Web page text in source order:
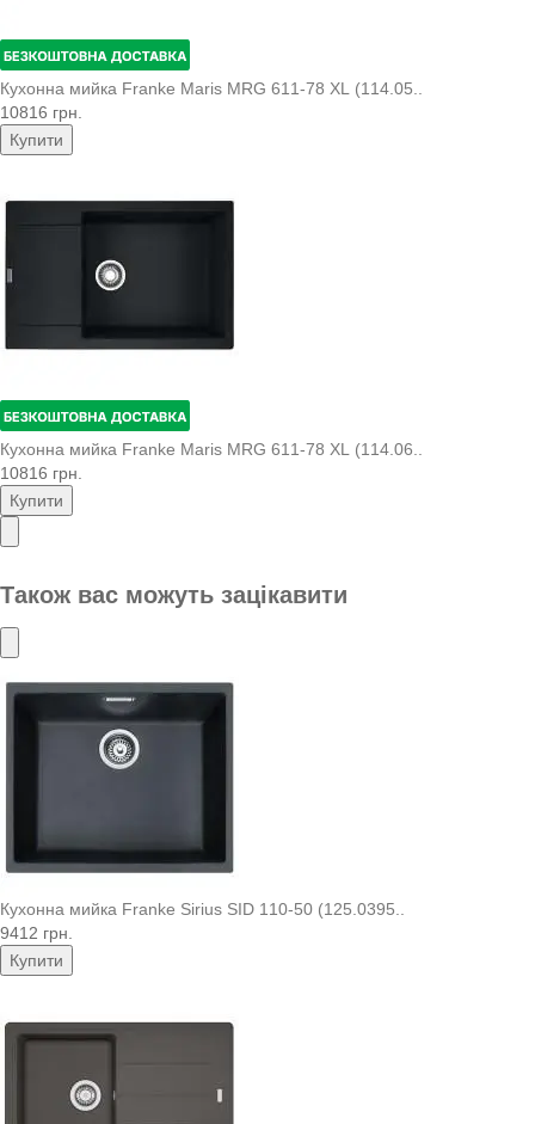
Кухонна мийка Franke Maris MRG 611-78 XL (114.05..
10816 грн.
Купити
Кухонна мийка Franke Maris MRG 611-78 XL (114.06..
10816 грн.
Купити
Також вас можуть зацікавити
Кухонна мийка Franke Sirius SID 110-50 (125.0395..
9412 грн.
Купити